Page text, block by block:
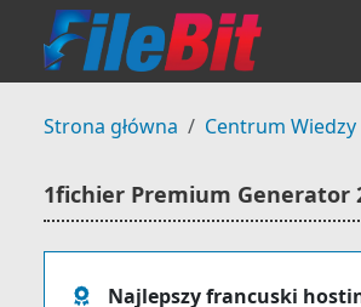
Strona główna Centrum Wiedzy
1fichier Premium Generator
Najlepszy francuski